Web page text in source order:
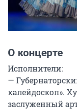
О концерте
Исполнители:
—
калейдоскоп».
заслуженный